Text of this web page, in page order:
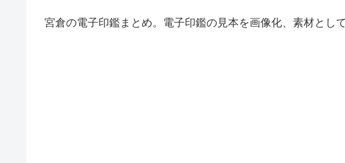
宮倉の電子印鑑まとめ。電子印鑑の見本を画像化、素材とし